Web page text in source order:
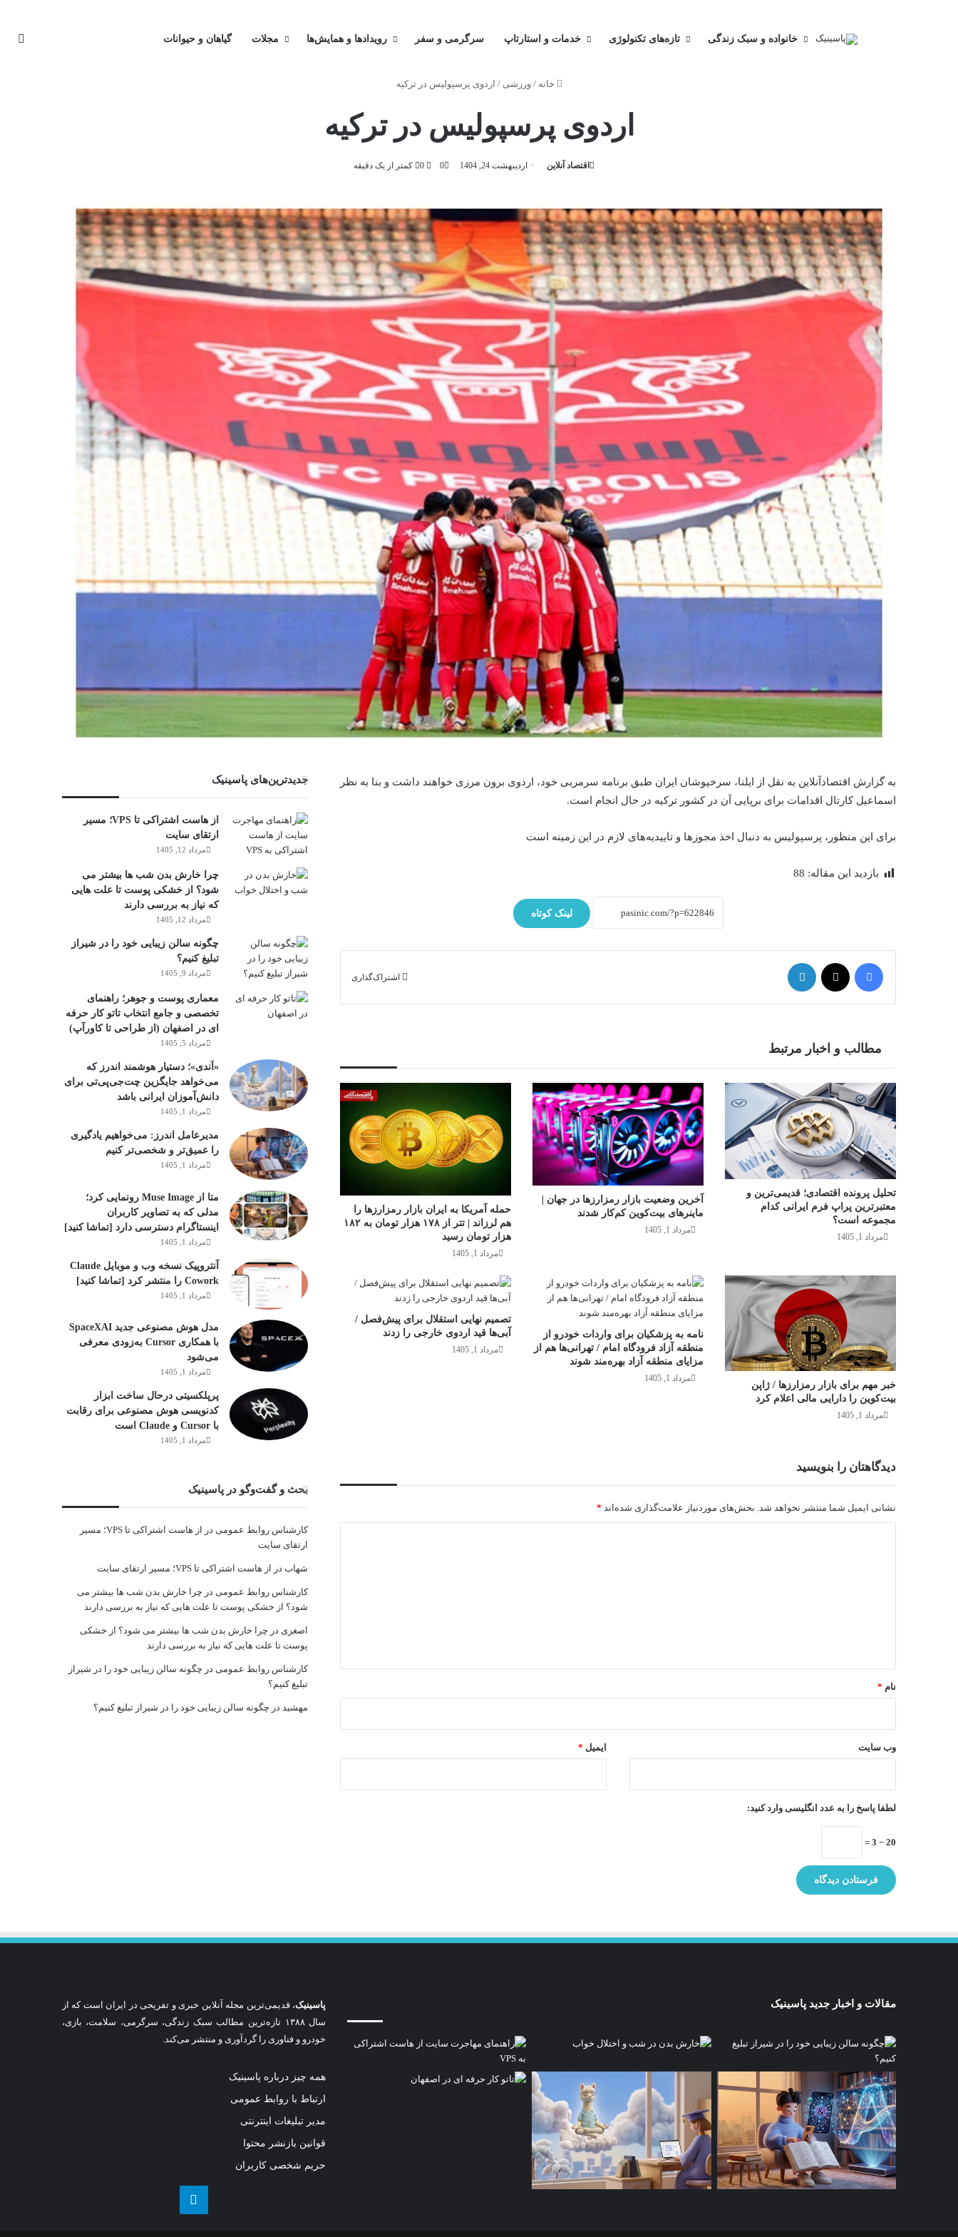
خانواده و سبک زندگی تازه‌های تکنولوژی خدمات و استارتاپ سرگرمی و سفر رویدادها و همایش‌ها مجلات گیاهان و حیوانات
خانه / ورزشی / اردوی پرسپولیس در ترکیه
اردوی پرسپولیس در ترکیه
اقتصاد آنلاین اردیبهشت 24, 1404 0
0 کمتر از یک دقیقه
به گزارش اقتصادآنلاین به نقل از ایلنا، سرخپوشان ایران طبق برنامه سرمربی خود، اردوی برون مرزی خواهند داشت و بنا به نظر
اسماعیل کارتال اقدامات برای برپایی آن در کشور ترکیه در حال انجام است.
برای این منظور، پرسپولیس به دنبال اخذ مجوزها و تاییدیه‌های لازم در این زمینه است
بازدید این مقاله: 88
لینک کوتاه
اشتراک‌گذاری
فیس بوک لینکدین
مطالب و اخبار مرتبط
حمله آمریکا به ایران بازار رمزارزها را
هم لرزاند | تتر از ۱۷۸ هزار تومان به ۱۸۲
هزار تومان رسید
مرداد 1, 1405
آخرین وضعیت بازار رمزارزها در جهان |
ماینرهای بیت‌کوین کم‌کار شدند
مرداد 1, 1405
تحلیل پرونده اقتصادی؛ قدیمی‌ترین و
معتبرترین پراپ فرم ایرانی کدام
مجموعه است؟
مرداد 1, 1405
تصمیم نهایی استقلال برای پیش‌فصل /
آبی‌ها قید اردوی خارجی را زدند
مرداد 1, 1405
نامه به پزشکیان برای واردات خودرو از
منطقه آزاد فرودگاه امام / تهرانی‌ها هم از
مزایای منطقه آزاد بهره‌مند شوند
مرداد 1, 1405
خبر مهم برای بازار رمزارزها / ژاپن
بیت‌کوین را دارایی مالی اعلام کرد
مرداد 1, 1405
دیدگاهتان را بنویسید
نشانی ایمیل شما منتشر نخواهد شد. بخش‌های موردنیاز علامت‌گذاری شده‌اند *
نام *
ایمیل * وب‌ سایت
لطفا پاسخ را به عدد انگلیسی وارد کنید:
20 − 3 =
جدیدترین‌های پاسینیک
از هاست اشتراکی تا VPS؛ مسیر
ارتقای سایت
مرداد 12, 1405
چرا خارش بدن شب ها بیشتر می
شود؟ از خشکی پوست تا علت هایی
که نیاز به بررسی دارند
مرداد 12, 1405
چگونه سالن زیبایی خود را در شیراز
تبلیغ کنیم؟
مرداد 9, 1405
معماری پوست و جوهر؛ راهنمای
تخصصی و جامع انتخاب تاتو کار حرفه
ای در اصفهان (از طراحی تا کاورآپ)
مرداد 5, 1405
«اَندی»؛ دستیار هوشمند اندرز که
می‌خواهد جایگزین چت‌جی‌پی‌تی برای
دانش‌آموزان ایرانی باشد
مرداد 1, 1405
مدیرعامل اندرز: می‌خواهیم یادگیری
را عمیق‌تر و شخصی‌تر کنیم
مرداد 1, 1405
متا از Muse Image رونمایی کرد؛
مدلی که به تصاویر کاربران
اینستاگرام دسترسی دارد [تماشا کنید]
مرداد 1, 1405
آنتروپیک نسخه وب و موبایل Claude
Cowork را منتشر کرد [تماشا کنید]
مرداد 1, 1405
مدل هوش مصنوعی جدید SpaceXAI
با همکاری Cursor به‌زودی معرفی
می‌شود
مرداد 1, 1405
پرپلکسیتی درحال ساخت ابزار
کدنویسی هوش مصنوعی برای رقابت
با Cursor و Claude است
مرداد 1, 1405
بحث و گفت‌وگو در پاسینیک
کارشناس روابط عمومی در
از هاست اشتراکی تا VPS؛ مسیر
ارتقای سایت
شهاب در از هاست اشتراکی تا VPS؛ مسیر ارتقای سایت
کارشناس روابط عمومی در چرا خارش بدن شب ها بیشتر می
شود؟ از خشکی پوست تا علت هایی که نیاز به بررسی دارند
اصغری در چرا خارش بدن شب ها بیشتر می شود؟ از خشکی
پوست تا علت هایی که نیاز به بررسی دارند
کارشناس روابط عمومی در چگونه سالن زیبایی خود را در شیراز
تبلیغ کنیم؟
مهشید در چگونه سالن زیبایی خود را در شیراز تبلیغ کنیم؟
پاسینیک، قدیمی‌ترین مجله آنلاین خبری و تفریحی در ایران است که از
سال ۱۳۸۸ تازه‌ترین مطالب سبک زندگی، سرگرمی، سلامت، بازی،
خودرو و فناوری را گردآوری و منتشر می‌کند.
همه چیز درباره پاسینیک
ارتباط با روابط عمومی
مدیر تبلیغات اینترنتی
قوانین بازنشر محتوا
حریم شخصی کاربران
تلگرام
مقالات و اخبار جدید پاسینیک